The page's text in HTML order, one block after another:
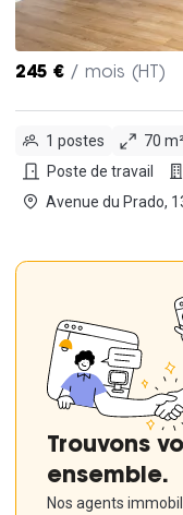
245 € / mois (HT)
1 postes
70
Poste de travail
Trouvons
ensemble.
Nos agents